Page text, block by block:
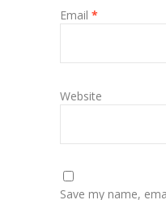
Email *
Website
Save my name,